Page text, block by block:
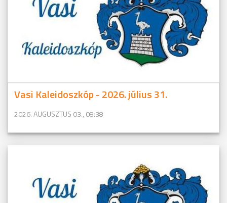
Vasi Kaleidoszkóp - 2026. július 31.
2026. AUGUSZTUS 03., 08:38